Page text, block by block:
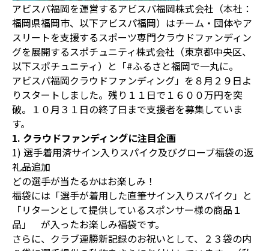
アビスパ福岡を運営するアビスパ福岡株式会社（本社：
福岡県福岡市、以下アビスパ福岡）はチーム・団体やア
スリートを支援するスポーツ専門クラウドファンディン
グを展開するスポチュニティ株式会社（東京都中央区、
以下スポチュニティ）と「#ふるさと福岡で一丸に。
アビスパ福岡クラウドファンディング」を８月２９日よ
りスタートしました。残り１１日で１６００万円を突
破。１０月３１日の終了日まで支援者を募集していま
す。
1. クラウドファンディングに注目企画
1) 選手着用済サイン入りスパイク及びグローブ福袋の返
礼品追加
どの選手が当たるかはお楽しみ！
福袋には「選手が着用した直筆サイン入りスパイク」と
「リターンとして提供しているスポンサー様の商品１
品」 が入ったお楽しみ福袋です。
さらに、クラブ連勝新記録のお祝いとして、２３袋の内